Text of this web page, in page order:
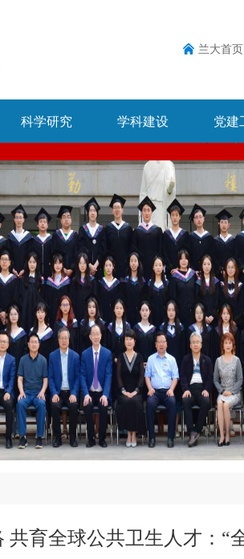
兰大首页
科学研究 学科建设 党建
共育全球公共卫生人才：“